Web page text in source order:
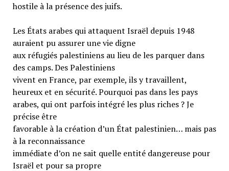
hostile à la présence des juifs.
Les États arabes qui attaquent Israël depuis 1948
auraient pu assurer une vie digne
aux réfugiés palestiniens au lieu de les parquer dans
des camps. Des Palestiniens
vivent en France, par exemple, ils y travaillent,
heureux et en sécurité. Pourquoi pas dans les pays
arabes, qui ont parfois intégré les plus riches ? Je
précise être
favorable à la création d’un État palestinien… mais pas
à la reconnaissance
immédiate d’on ne sait quelle entité dangereuse pour
Israël et pour sa propre